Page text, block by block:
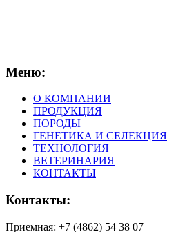
Меню:
О КОМПАНИИ
ПРОДУКЦИЯ
ПОРОДЫ
ГЕНЕТИКА И СЕЛЕКЦИЯ
ТЕХНОЛОГИЯ
ВЕТЕРИНАРИЯ
КОНТАКТЫ
Контакты:
Приемная: +7 (4862) 54 38 07